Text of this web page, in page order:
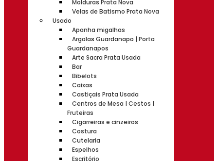
Molduras Prata Nova
Velas de Batismo Prata Nova
Usado
Apanha migalhas
Argolas Guardanapo | Porta
Guardanapos
Arte Sacra Prata Usada
Bar
Bibelots
Caixas
Castiçais Prata Usada
Centros de Mesa | Cestos |
Fruteiras
Cigarreiras e cinzeiros
Costura
Cutelaria
Espelhos
Escritório